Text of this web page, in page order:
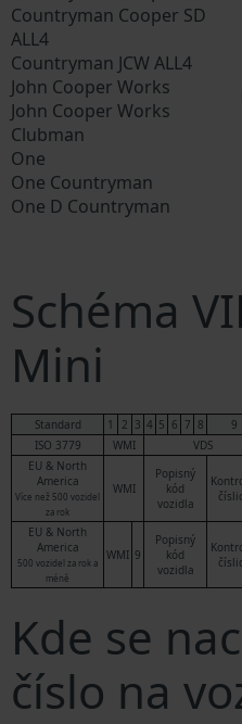
Countryman Cooper SD
ALL4
Countryman JCW ALL4
John Cooper Works
John Cooper Works
Clubman
One
One Countryman
One D Countryman
Schéma
Mini
Standard 1 2 3 4 5 6 7 8 9
ISO 3779
WMI VDS
EU & North
America
Více než 500 vozidel
za rok
WMI
Popisný
kód
vozidla
EU & North
America
500 vozidel za rok a
méně
WMI 9
Popisný
kód
vozidla
Kde se
číslo na